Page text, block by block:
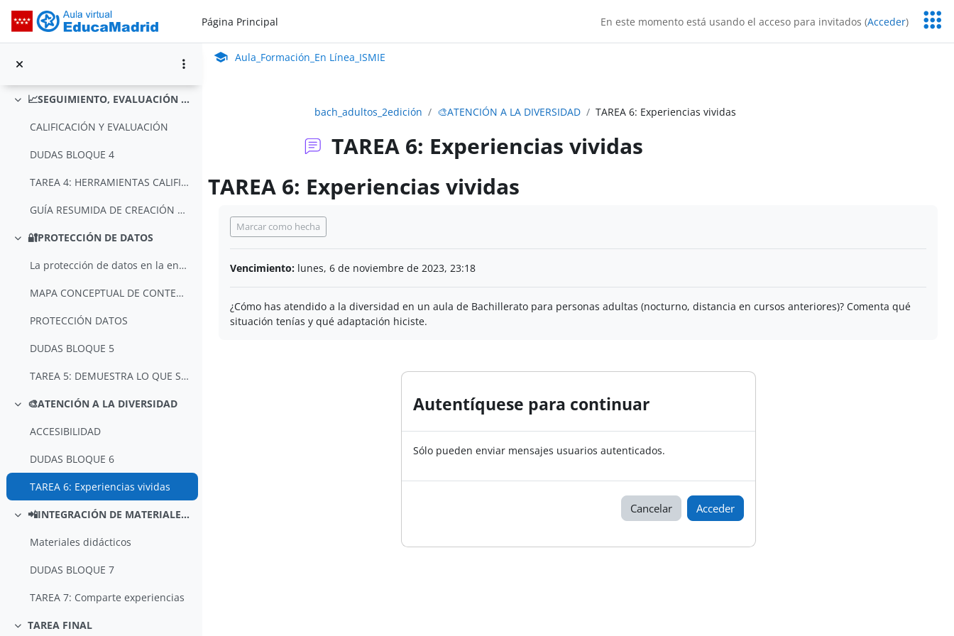
Aula_Formación_En Línea_ISMIEPágina Principal En este momento está usando el acceso para invitados (Acceder)
AULA VIRTUAL
DUDAS BLOQUE 3
TAREA 3: CREACIÓN DE CONTENIDOS
Colapsar 📈SEGUIMIENTO, EVALUACIÓN Y AUTOEVALUACIÓN
CALIFICACIÓN Y EVALUACIÓN
DUDAS BLOQUE 4
TAREA 4: HERRAMIENTAS CALIFICACIÓN Y EVALUACIÓN
GUÍA RESUMIDA DE CREACIÓN DE RÚBRICAS
Colapsar
🔐PROTECCIÓN DE DATOS
La protección de datos en la enseñanza semipresenc...
MAPA CONCEPTUAL DE CONTENIDOS DEL MÓDULO PROTECCIÓ...
PROTECCIÓN DATOS
DUDAS BLOQUE 5
TAREA 5: DEMUESTRA LO QUE SABES
Colapsar
🎨ATENCIÓN A LA DIVERSIDAD
ACCESIBILIDAD
DUDAS BLOQUE 6
TAREA 6: Experiencias vividas
Colapsar 📲INTEGRACIÓN DE MATERIALES DIDÁCTICOS DE OTRAS PLATAFORMAS
Materiales didácticos
DUDAS BLOQUE 7
TAREA 7: Comparte experiencias
Colapsar
TAREA FINAL
Aula Virtual de EducaMadrid:
Aula_Formación_En Línea_ISMIE
bach_adultos_2edición 🎨ATENCIÓN A LA DIVERSIDAD TAREA 6: Experiencias vividas
TAREA 6: Experiencias vividas
TAREA 6: Experiencias vividas
Marcar como hecha
Vencimiento: lunes, 6 de noviembre de 2023, 23:18
¿Cómo has atendido a la diversidad en un aula de Bachillerato para personas adultas (nocturno, distancia en cursos anteriores)? Comenta qué
situación tenías y qué adaptación hiciste.
Autentíquese para continuar
Sólo pueden enviar mensajes usuarios autenticados.
Cancelar Acceder